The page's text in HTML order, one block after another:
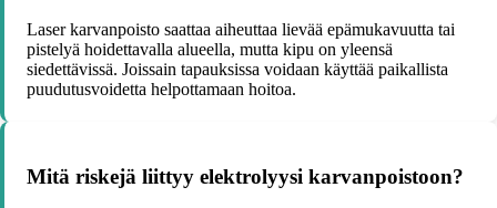
Laser karvanpoisto saattaa aiheuttaa lievää epämukavuutta tai
pistelyä hoidettavalla alueella, mutta kipu on yleensä
siedettävissä. Joissain tapauksissa voidaan käyttää paikallista
puudutusvoidetta helpottamaan hoitoa.
Mitä riskejä liittyy elektrolyysi karvanpoistoon?